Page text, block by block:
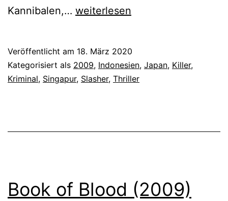
Kannibalen,… Macabre
weiterlesen
Veröffentlicht am 18. März 2020
Kategorisiert als 2009, Indonesien, Japan, Killer,
Kriminal, Singapur, Slasher, Thriller
Book of Blood (2009)